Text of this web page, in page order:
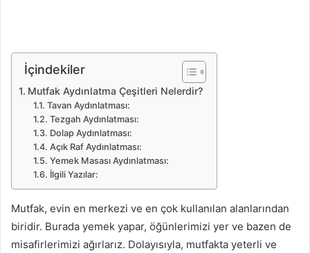
İçindekiler
Mutfak Aydınlatma Çeşitleri Nelerdir?
Tavan Aydınlatması:
Tezgah Aydınlatması:
Dolap Aydınlatması:
Açık Raf Aydınlatması:
Yemek Masası Aydınlatması:
İlgili Yazılar:
Mutfak, evin en merkezi ve en çok kullanılan alanlarından
biridir. Burada yemek yapar, öğünlerimizi yer ve bazen de
misafirlerimizi ağırlarız. Dolayısıyla, mutfakta yeterli ve